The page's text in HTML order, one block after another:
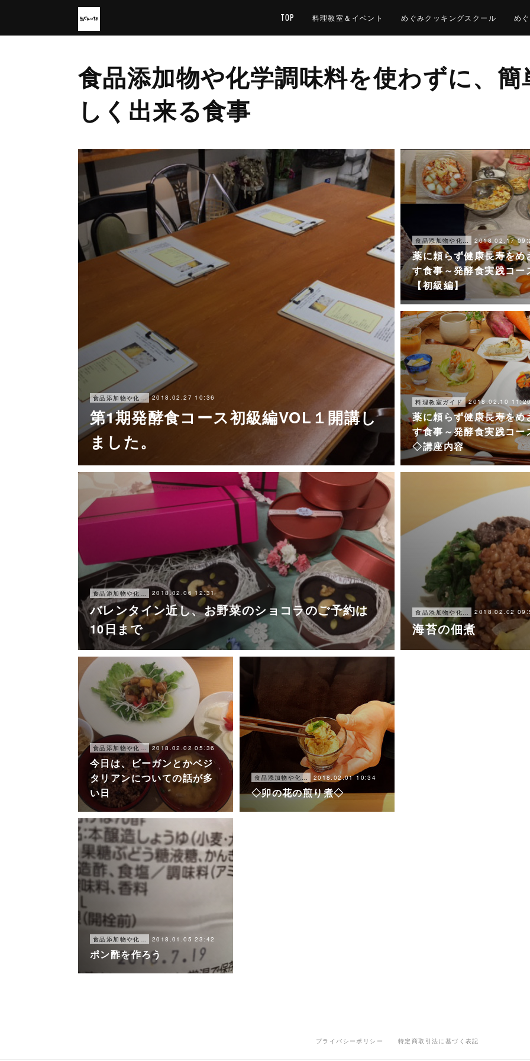
TOP 料理教室＆イベント めぐみクッキングスクール め
食品添加物や化学調味料を使わずに、
しく出来る食事
食品添加物や化学調味料を使わずに、簡単に楽しく美味しく出来る食事 2018.02.27 10:36
第1期発酵食コース初級編VOL１開講し
ました。
食品添加物や化学調味料を使わずに、簡単に楽しく美味しく出来る食事 2018.02.17
薬に頼らず健康長寿をめ
す食事～発酵食実践コー
【初級編】
料理教室ガイド 2018.02.10
薬に頼らず健康長寿をめ
す食事～発酵食実践コー
◇講座内容
2018.02.06 12:31
バレンタイン近し、お野菜のショコラのご予約は
10日まで
2018.02.02
海苔の佃煮
食品添加物や化学調味料を使わずに、簡単に楽しく美味しく出来る食事 2018.02.02 05:36
今日は、ビーガンとかベジ
タリアンについての話が多
い日
食品添加物や化学調味料を使わずに、簡単に楽しく美味しく出来る食事 2018.02.01 10:34
◇卯の花の煎り煮◇
食品添加物や化学調味料を使わずに、簡単に楽しく美味しく出来る食事 2018.01.05 23:42
ポン酢を作ろう
プライバシーポリシー 特定商取引法に基づく表記